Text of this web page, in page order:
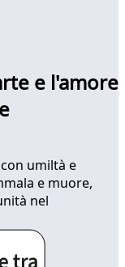
e l'amore
umiltà e
e muore,
nel